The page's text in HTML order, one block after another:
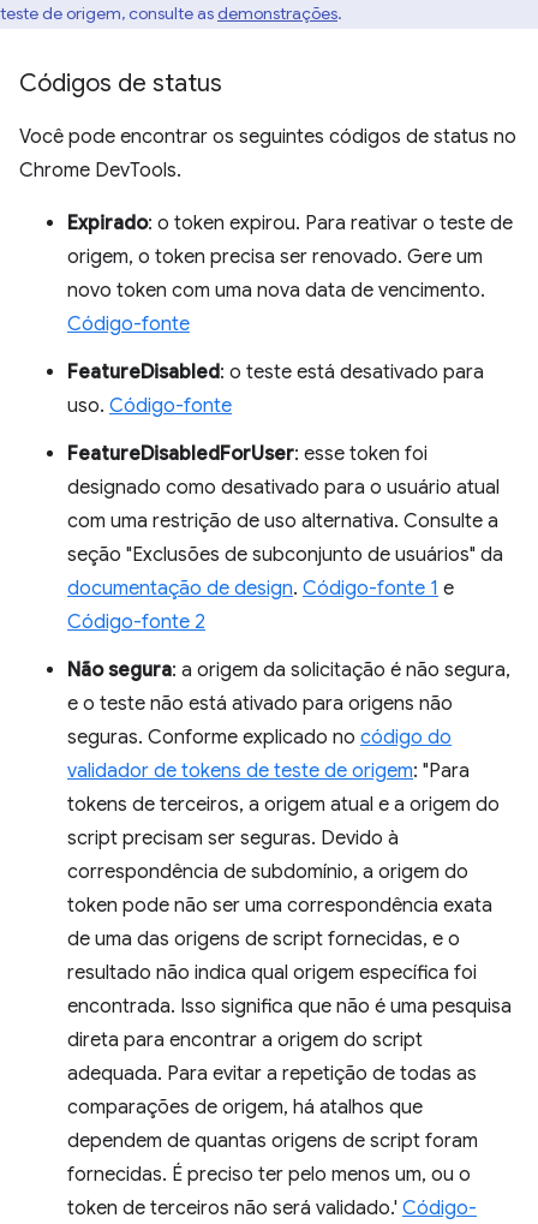
teste de origem, consulte asdemonstrações.
Códigos de status
Você pode encontrar os seguintes códigos de status no
Chrome DevTools.
Expirado: o token expirou. Para reativar o teste de
origem, o token precisa ser renovado. Gere um
novo token com uma nova data de vencimento.
Código-fonte
FeatureDisabled: o teste está desativado para
uso. Código-fonte
FeatureDisabledForUser: esse token foi
designado como desativado para o usuário atual
com uma restrição de uso alternativa. Consulte a
seção "Exclusões de subconjunto de usuários" da
documentação de design. Código-fonte 1 e
Código-fonte 2
Não segura: a origem da solicitação é não segura,
e o teste não está ativado para origens não
seguras. Conforme explicado no código do
validador de tokens de teste de origem: "Para
tokens de terceiros, a origem atual e a origem do
script precisam ser seguras. Devido à
correspondência de subdomínio, a origem do
token pode não ser uma correspondência exata
de uma das origens de script fornecidas, e o
resultado não indica qual origem específica foi
encontrada. Isso significa que não é uma pesquisa
direta para encontrar a origem do script
adequada. Para evitar a repetição de todas as
comparações de origem, há atalhos que
dependem de quantas origens de script foram
fornecidas. É preciso ter pelo menos um, ou o
token de terceiros não será validado.' Código-